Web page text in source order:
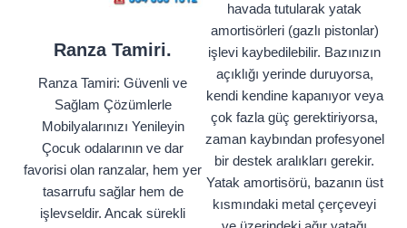
Ranza Tamiri.
Ranza Tamiri: Güvenli ve
Sağlam Çözümlerle
Mobilyalarınızı Yenileyin
Çocuk odalarının ve dar
favorisi olan ranzalar, hem yer
tasarrufu sağlar hem de
işlevseldir. Ancak sürekli
havada tutularak yatak
amortisörleri (gazlı pistonlar)
işlevi kaybedilebilir. Bazınızın
açıklığı yerinde duruyorsa,
kendi kendine kapanıyor veya
çok fazla güç gerektiriyorsa,
zaman kaybından profesyonel
bir destek aralıkları gerekir.
Yatak amortisörü, bazanın üst
kısmındaki metal çerçeveyi